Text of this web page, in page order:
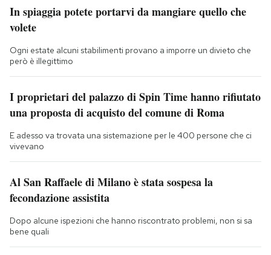
In spiaggia potete portarvi da mangiare quello che
volete
Ogni estate alcuni stabilimenti provano a imporre un divieto che
però è illegittimo
I proprietari del palazzo di Spin Time hanno rifiutato
una proposta di acquisto del comune di Roma
E adesso va trovata una sistemazione per le 400 persone che ci
vivevano
Al San Raffaele di Milano è stata sospesa la
fecondazione assistita
Dopo alcune ispezioni che hanno riscontrato problemi, non si sa
bene quali